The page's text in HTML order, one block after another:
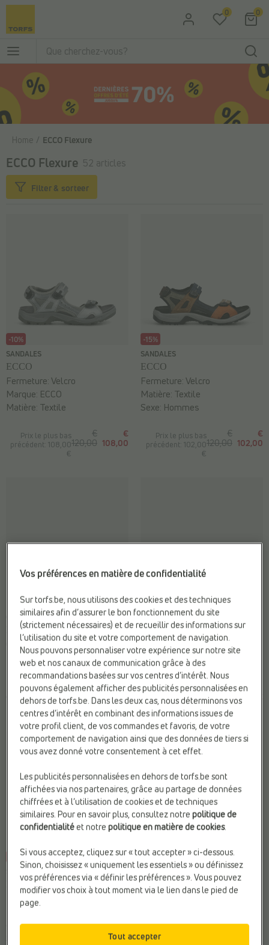
Passer au contenu principal 0 0
Home ECCO Flexure
ECCO Flexure 52 articles
Filter & sorteer
-10%
SANDALES
ECCO
Prix le plus bas
précédent: 108,00
€
€
120,00
€
108,00
Fermeture:Velcro
Marque: ECCO
Matière: Textile
-15%
SANDALES
ECCO
Prix le plus bas
précédent: 102,00
€
€
120,00
€
102,00
Fermeture:Velcro
Matière: Textile
Sexe: Hommes
CHAUSSURES CLASSIQUES
ECCO
€ 125,00
Compat. Semelles Ortho.:Oui
Marque:ECCO
Matière:Textile
-35%
CHAUSSURES PLATES
ECCO
Prix le plus bas
précédent: 97,50 €
€
150,00
Compat. Semelles Ortho.:
Marque:ECCO
Matière:Textile
-30%
SANDALES PLATES
ECCO
Fermeture:
Hauteur de talon:
cm)
-30%
SANDALES PLATES
ECCO
cm)
Sexe:
Vos préférences en matière de confidentialité
Sur torfs.be, nous utilisons des cookies et des techniques
similaires afin d’assurer le bon fonctionnement du site
(strictement nécessaires) et de recueillir des informations sur
l’utilisation du site et votre comportement de navigation.
Nous pouvons personnaliser votre expérience sur notre site
web et nos canaux de communication grâce à des
recommandations basées sur vos centres d’intérêt. Nous
pouvons également afficher des publicités personnalisées en
dehors de torfs.be. Dans les deux cas, nous déterminons vos
centres d’intérêt en combinant des informations issues de
votre profil client, de vos commandes et favoris, de votre
comportement de navigation ainsi que des données de tiers si
vous avez donné votre consentement à cet effet.
Les publicités personnalisées en dehors de torfs.be sont
affichées via nos partenaires, grâce au partage de données
chiffrées et à l’utilisation de cookies et de techniques
similaires. Pour en savoir plus, consultez notrepolitique de
confidentialitéet notrepolitique en matière de cookies.
Si vous acceptez, cliquez sur « tout accepter » ci-dessous.
Sinon, choisissez « uniquement les essentiels » ou définissez
vos préférences via « définir les préférences ». Vous pouvez
modifier vos choix à tout moment via le lien dans le pied de
page.
Tout accepter